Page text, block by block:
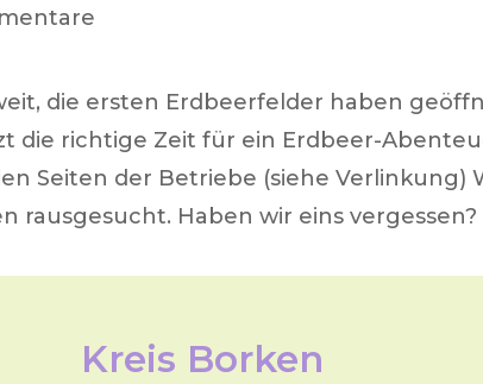
die ersten Erdbeerfelder haben
die richtige Zeit für ein Erdbeer-
Seiten der Betriebe (siehe Verlinkung)
rausgesucht. Haben wir eins
Kreis Borken